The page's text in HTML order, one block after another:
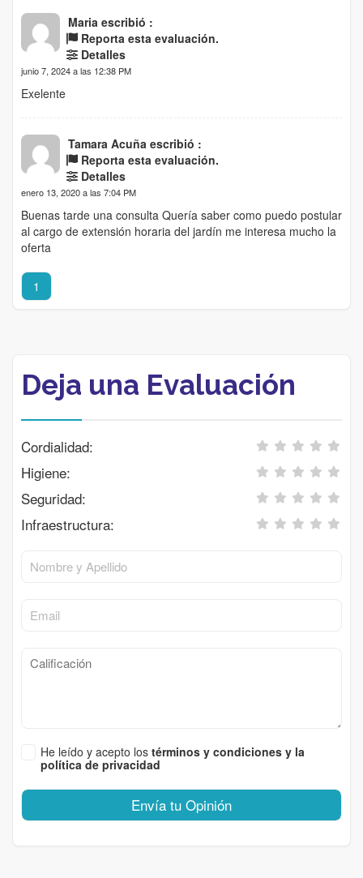
Maria escribió :
Reporta esta evaluación.
Detalles
junio 7, 2024 a las 12:38 PM
Exelente
Tamara Acuña escribió :
Reporta esta evaluación.
Detalles
enero 13, 2020 a las 7:04 PM
Buenas tarde una consulta Quería saber como puedo postular
al cargo de extensión horaria del jardín me interesa mucho la
oferta
1
Deja una Evaluación
Cordialidad:
Higiene:
Seguridad:
Infraestructura:
He leído y acepto los términos y condiciones y la
política de privacidad
Envía tu Opinión